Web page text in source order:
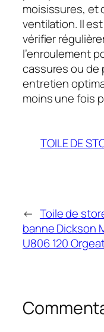
moisissures, et
ventilation. Il
vérifier
l’enroulement
cassures ou de
entretien
moins une fois
TOILE DE
← Toile de
banne Dickson
U806 120